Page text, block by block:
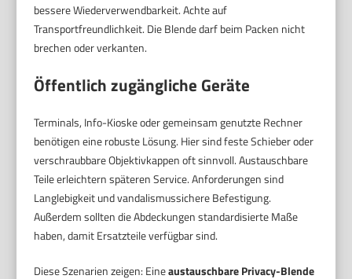
bessere Wiederverwendbarkeit. Achte auf
Transportfreundlichkeit. Die Blende darf beim Packen nicht
brechen oder verkanten.
Öffentlich zugängliche Geräte
Terminals, Info-Kioske oder gemeinsam genutzte Rechner
benötigen eine robuste Lösung. Hier sind feste Schieber oder
verschraubbare Objektivkappen oft sinnvoll. Austauschbare
Teile erleichtern späteren Service. Anforderungen sind
Langlebigkeit und vandalismussichere Befestigung.
Außerdem sollten die Abdeckungen standardisierte Maße
haben, damit Ersatzteile verfügbar sind.
Diese Szenarien zeigen: Eineaustauschbare Privacy-Blende